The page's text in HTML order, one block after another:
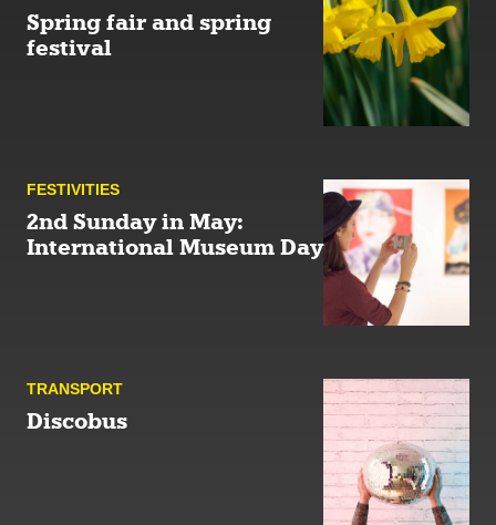
Spring fair and spring
festival
FESTIVITIES
2nd Sunday in May:
International Museum Day
TRANSPORT
Discobus